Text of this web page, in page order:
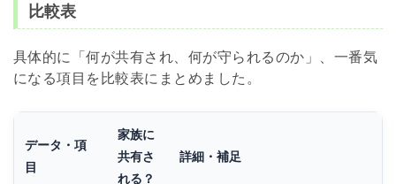
比較表
具体的に「何が共有され、何が守られるのか」、一番気
になる項目を比較表にまとめました。
データ・項
目
家族に
共有さ
れる？
詳細・補足